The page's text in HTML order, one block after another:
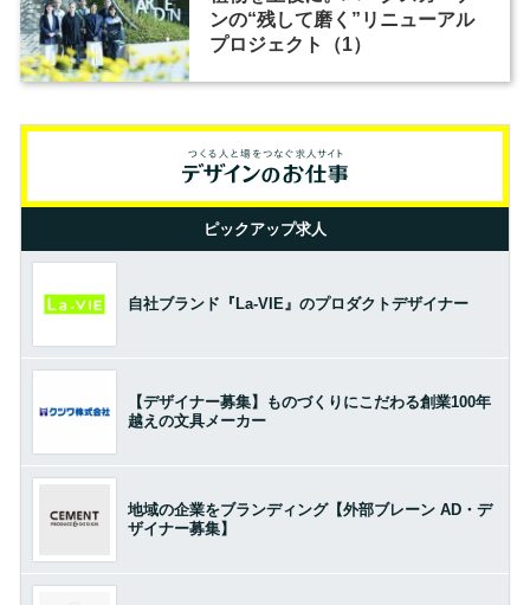
ンの“残して磨く”リニューアル
プロジェクト（1）
ピックアップ求人
自社ブランド『La-VIE』のプロダクトデザイナー
【デザイナー募集】ものづくりにこだわる創業100年
越えの文具メーカー
地域の企業をブランディング【外部ブレーン AD・デ
ザイナー募集】